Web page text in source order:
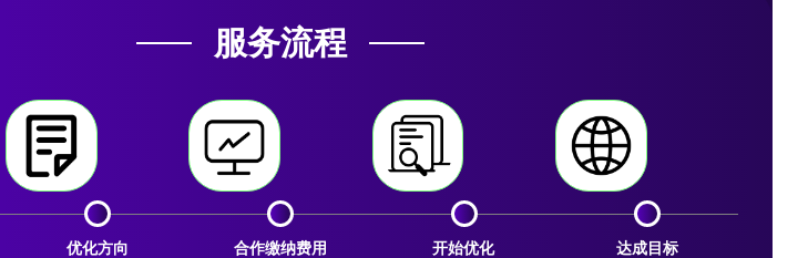
服务流程
优化方向 合作缴纳费用 开始优化 达成目标